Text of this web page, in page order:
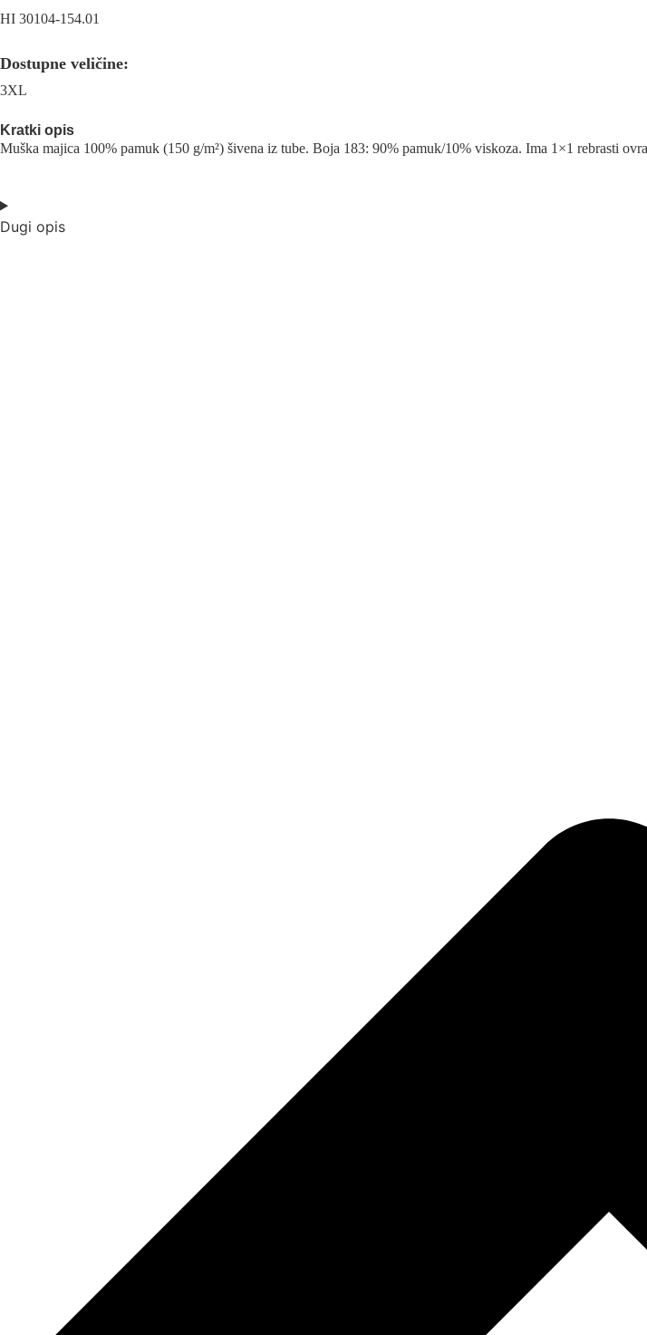
HI 30104-154.01
Dostupne veličine:
3XL
Kratki opis
Muška majica 100% pamuk (150 g/m²) šivena iz tube. Boja 183: 90% pamuk/10% viskoza. Ima 1×1 rebrasti
Dugi opis